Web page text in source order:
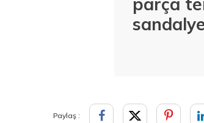
Paylaş :